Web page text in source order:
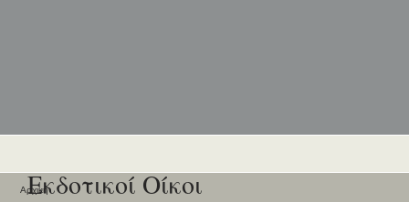
Εκδοτικοί Οίκοι
Αρχική